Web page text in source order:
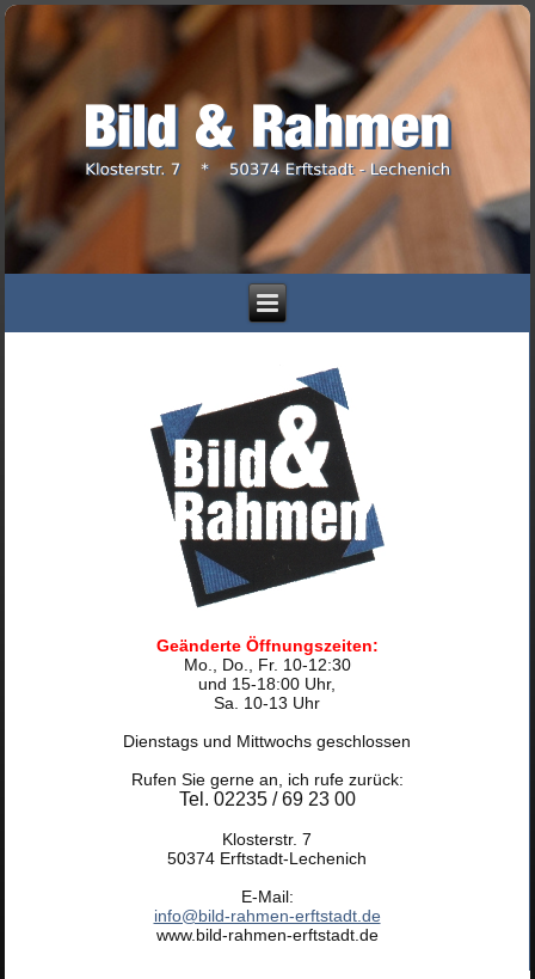
Geänderte Öffnungszeiten:
Mo., Do., Fr. 10-12:30
und 15-18:00 Uhr,
Sa. 10-13 Uhr
Dienstags und Mittwochs geschlossen
Rufen Sie gerne an, ich rufe zurück:
Tel. 02235 / 69 23 00
Klosterstr. 7
50374 Erftstadt-Lechenich
E-Mail:
info@bild-rahmen-erftstadt.de
www.bild-rahmen-erftstadt.de